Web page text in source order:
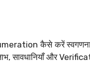
कैसे करें स्वगणना?
सावधानियाँ और